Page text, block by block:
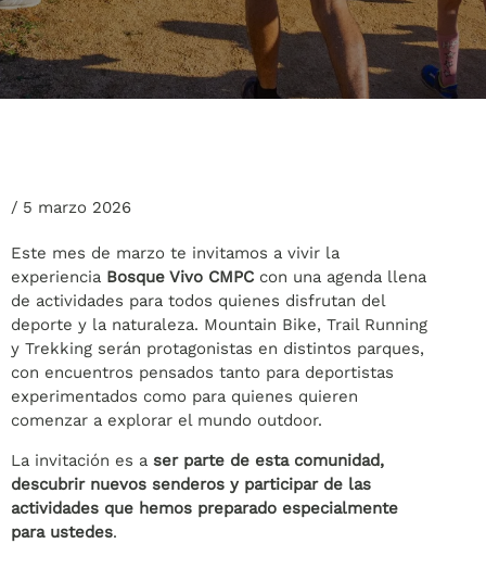
/ 5 marzo 2026
Este mes de marzo te invitamos a vivir la
experiencia Bosque Vivo CMPC con una agenda llena
de actividades para todos quienes disfrutan del
deporte y la naturaleza. Mountain Bike, Trail Running
y Trekking serán protagonistas en distintos parques,
con encuentros pensados tanto para deportistas
experimentados como para quienes quieren
comenzar a explorar el mundo outdoor.
La invitación es a ser parte de esta comunidad,
descubrir nuevos senderos y participar de las
actividades que hemos preparado especialmente
para ustedes.